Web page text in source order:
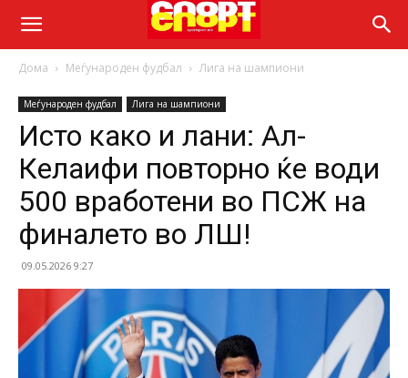
Дома Меѓународен фудбал Лига на шампиони
Меѓународен фудбал Лига на шампиони
Исто како и лани: Ал-
Келаифи повторно ќе води
500 вработени во ПСЖ на
финалето во ЛШ!
09.05.2026 9:27